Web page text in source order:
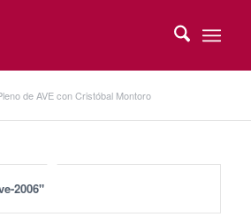
de AVE con Cristóbal Montoro
2006"